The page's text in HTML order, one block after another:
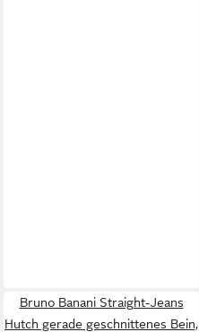
Bruno Banani Straight-Jeans
Hutch gerade geschnittenes Bein,